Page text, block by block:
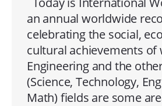
an annual worldwide
celebrating the social,
cultural achievements of
Engineering and the
(Science, Technology,
Math) fields are some